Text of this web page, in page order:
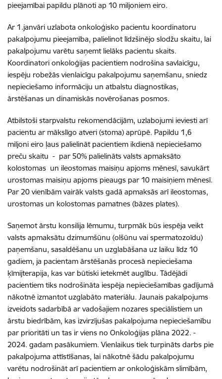
pieejamībai papildu plānoti ap 10 miljoniem eiro.
Ar 1.janvāri uzlabota onkoloģisko pacientu koordinatoru
pakalpojumu pieejamība, palielinot līdzšinējo slodžu skaitu, lai
pakalpojumu varētu saņemt lielāks pacientu skaits.
Koordinatori onkoloģijas pacientiem nodrošina savlaicīgu,
iespēju robežās vienlaicīgu pakalpojumu saņemšanu, sniedz
nepieciešamo informāciju un atbalstu diagnostikas,
ārstēšanas un dinamiskās novērošanas posmos.
Atbilstoši starpvalstu rekomendācijām, uzlabojumi ieviesti arī
pacientu ar mākslīgo atveri (stoma) aprūpē. Papildu 1,6
miljoni eiro ļaus palielināt pacientiem ikdienā nepieciešamo
preču skaitu - par 50% palielināts valsts apmaksāto
kolostomas un ileostomas maisiņu apjoms mēnesī, savukārt
urostomas maisiņu apjoms pieaugs par 10 maisiņiem mēnesī.
Par 20 vienībām vairāk valsts gadā apmaksās arī ileostomas,
urostomas un kolostomas pamatnes (bāzes plates).
Saņemot ārstu konsilija lēmumu, turpmāk būs iespēja veikt
valsts apmaksātu dzimumšūnu (olšūnu vai spermatozoīdu)
paņemšanu, sasaldēšanu un uzglabāšana uz laiku līdz 10
gadiem, ja pacientam ārstēšanās procesā nepieciešama
ķīmijterapija, kas var būtiski ietekmēt auglību. Tādējādi
pacientiem tiks nodrošināta iespēja nepieciešamības gadījumā
nākotnē izmantot uzglabāto materiālu. Jaunais pakalpojums
izveidots sadarbībā ar vadošajiem nozares speciālistiem un
ārstu biedrībām, kas izvirzījušas pakalpojuma nepieciešamību
par prioritāti un tas ir viens no Onkoloģijas plāna 2022. -
2024. gadam pasākumiem. Vienlaikus tiek turpināts darbs pie
pakalpojuma attīstīšanas, lai nākotnē šādu pakalpojumu
varētu nodrošināt arī pacientiem ar onkoloģiskām slimībām,